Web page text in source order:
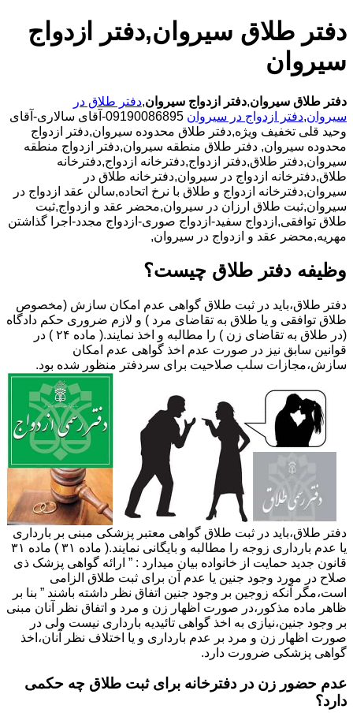
دفتر طلاق سیروان,دفتر ازدواج
سیروان
دفتر طلاق سیروان,دفتر ازدواج سیروان,دفتر طلاق در
سیروان,دفتر ازدواج در سیروان
09190086895-آقای سالاری-آقای
وحید قلی تخفیف ویژه,دفتر طلاق محدوده سیروان,دفتر ازدواج
محدوده سیروان, دفتر طلاق منطقه سیروان,دفتر ازدواج منطقه
سیروان,دفتر طلاق,دفتر ازدواج,دفترخانه ازدواج,دفترخانه
طلاق,دفترخانه ازدواج در سیروان,دفترخانه طلاق در
سیروان,دفترخانه ازدواج و طلاق با نرخ اتحاده,سالن عقد ازدواج در
سیروان,ثبت طلاق ارزان در سیروان,محضر عقد و ازدواج,ثبت
طلاق توافقی,ازدواج سفید-ازدواج صوری-ازدواج مجدد-اجرا گذاشتن
مهریه,محضر عقد و ازدواج در سیروان,
وظیفه دفتر طلاق چیست؟
دفتر طلاق،باید در ثبت طلاق گواهی عدم امکان سازش (مخصوص
طلاق توافقی و یا طلاق به تقاضای مرد ) و لازم ضروری حکم دادگاه
(در طلاق به تقاضای زن ) را مطالبه و اخذ نمایند.( ماده ۲۴ ) در
قوانین سابق نیز در صورت عدم اخذ گواهی عدم امکان
سازش،مجازات سلب صلاحیت برای سردفتر منظور شده بود.
دفتر طلاق،باید در ثبت طلاق گواهی معتبر پزشکی مبنی بر بارداری
یا عدم بارداری زوجه را مطالبه و بایگانی نمایند.( ماده ۳۱ ) ماده ۳۱
قانون جدید حمایت از خانواده بیان میدارد : ” ارائه گواهی پزشک ذی
صلاح در مورد وجود جنین یا عدم آن برای ثبت طلاق الزامی
است،مگر آنکه زوجین بر وجود جنین اتفاق نظر داشته باشند ” بنا بر
ظاهر ماده مذکور،در صورت اظهار زن و مرد و اتفاق نظر آنان مبنی
بر وجود جنین،نیازی به اخذ گواهی تائیدیه بارداری نیست ولی در
صورت اظهار زن و مرد بر عدم بارداری و یا اختلاف نظر آنان،اخذ
گواهی پزشکی ضرورت دارد.
عدم حضور زن در دفترخانه برای ثبت طلاق چه حکمی
دارد؟